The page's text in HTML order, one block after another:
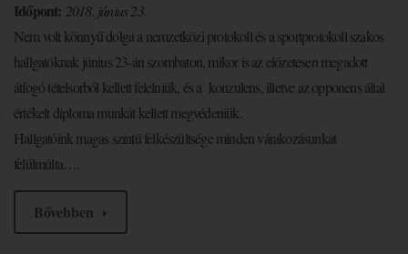
Időpont: 2018. június 23.
Nem volt könnyű dolga a nemzetközi protokoll és a sportprotokoll szakos
hallgatóknak június 23-án szombaton, mikor is az előzetesen megadott
átfogó tételsorból kellett felelniük, és a konzulens, illetve az opponens által
értékelt diploma munkát kellett megvédeniük.
Hallgatóink magas szintű felkészültsége minden várakozásunkat
felülmúlta….
Bővebben